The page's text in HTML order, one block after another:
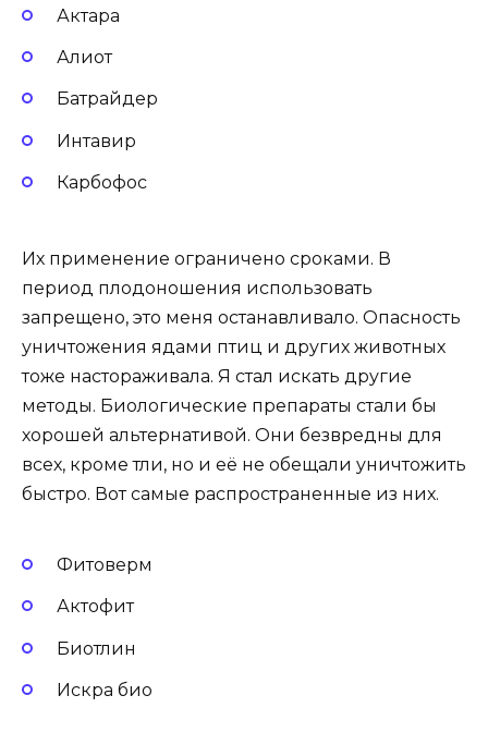
Актара
Алиот
Батрайдер
Интавир
Карбофос
Их применение ограничено сроками. В
период плодоношения использовать
запрещено, это меня останавливало. Опасность
уничтожения ядами птиц и других животных
тоже настораживала. Я стал искать другие
методы. Биологические препараты стали бы
хорошей альтернативой. Они безвредны для
всех, кроме тли, но и её не обещали уничтожить
быстро. Вот самые распространенные из них.
Фитоверм
Актофит
Биотлин
Искра био